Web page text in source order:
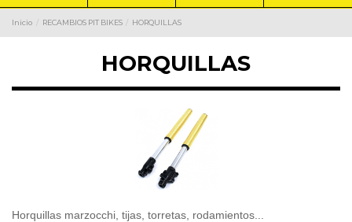
Inicio RECAMBIOS PIT BIKES HORQUILLAS
HORQUILLAS
Horquillas marzocchi, tijas, torretas, rodamientos...